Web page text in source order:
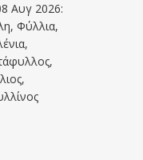
Αυγ 2026:
Φύλλια,